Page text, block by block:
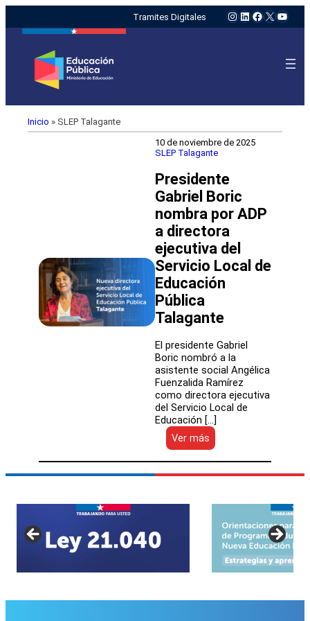
Tramites Digitales Instagram
LinkedIn
Facebook
X
Inicio » SLEP Talagante
10 de noviembre de 2025
SLEP Talagante
Presidente
Gabriel Boric
nombra por ADP
a directora
ejecutiva del
Servicio Local de
Educación
Pública
Talagante
El presidente Gabriel
Boric nombró a la
asistente social Angélica
Fuenzalida Ramírez
como directora ejecutiva
del Servicio Local de
Educación […]
Ver más
Presidente
Gabriel
Boric
directora
ejecutiva
Servicio
de